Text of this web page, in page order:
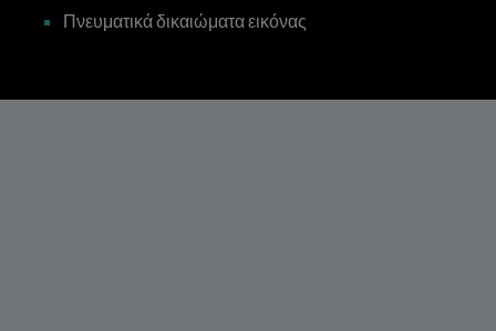
Πνευματικά δικαιώματα εικόνας